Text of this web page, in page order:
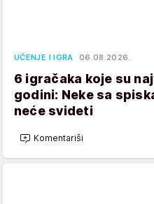
UČENJE I IGRA 06.08.2026.
6 igračaka koje su
godini: Neke sa
neće svideti
Komentariši